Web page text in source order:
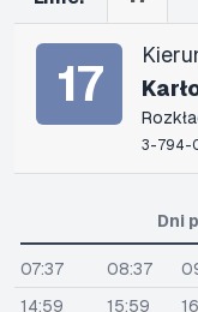
17
3-794-
Dni
07:37 08:37
14:59
15:59